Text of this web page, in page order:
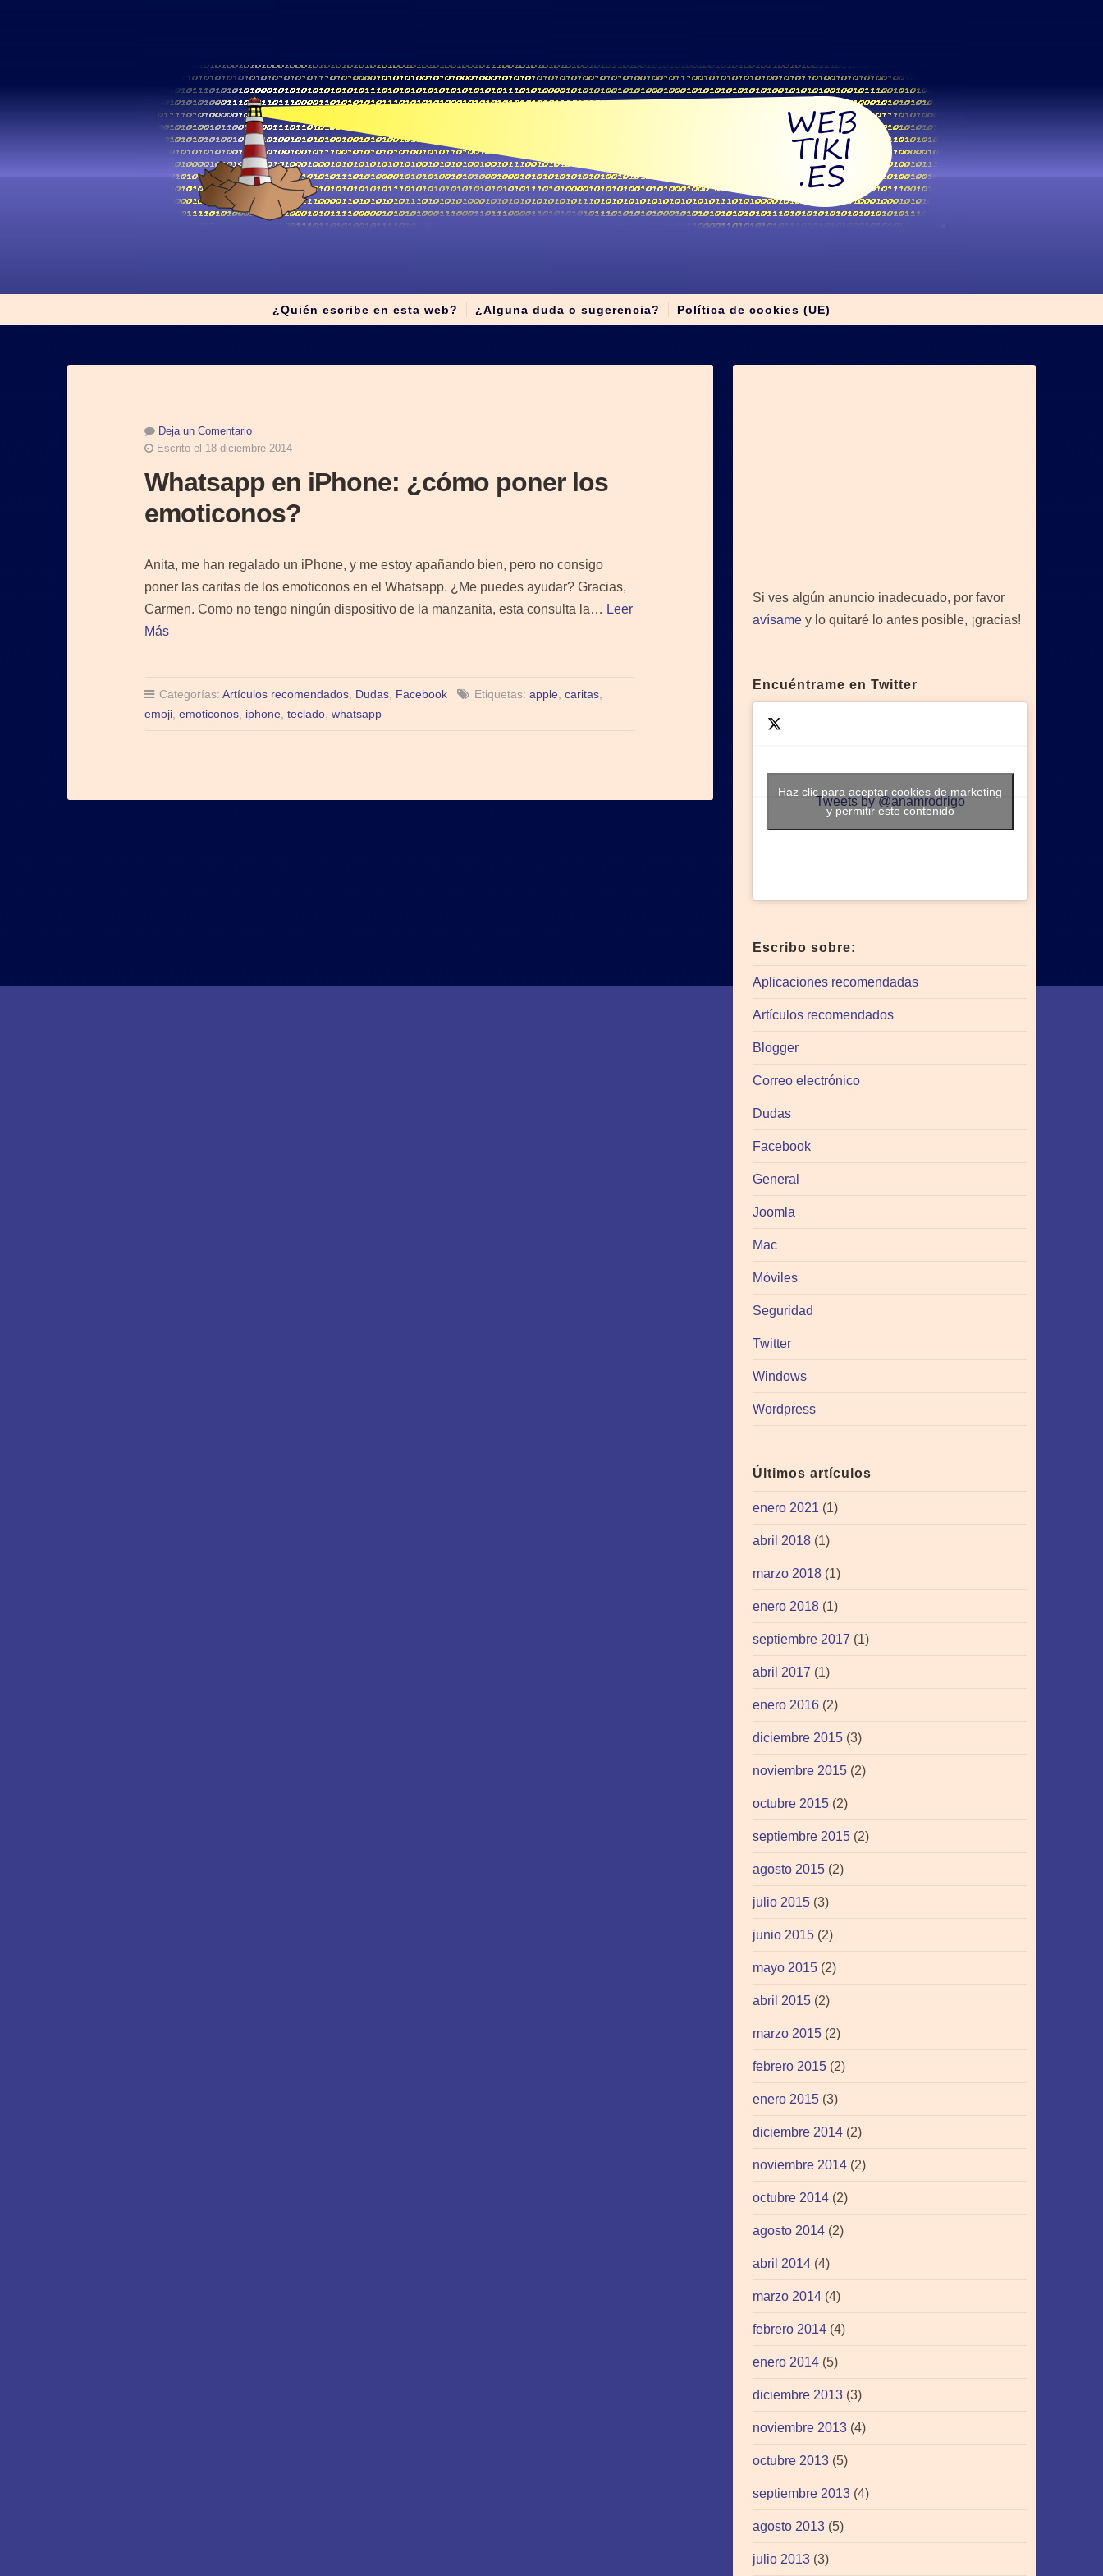
¿Quién escribe en esta web? ¿Alguna duda o sugerencia? Política de cookies (UE)
Deja un Comentario
Escrito el 18-diciembre-2014
Whatsapp en iPhone: ¿cómo poner los
emoticonos?
Anita, me han regalado un iPhone, y me estoy apañando bien, pero no consigo
poner las caritas de los emoticonos en el Whatsapp. ¿Me puedes ayudar? Gracias,
Carmen. Como no tengo ningún dispositivo de la manzanita, esta consulta la… Leer
Más
Categorías:Artículos recomendados, Dudas, Facebook Etiquetas:apple,caritas,
emoji,emoticonos, iphone,teclado,whatsapp
Si ves algún anuncio inadecuado, por favor
avísame y lo quitaré lo antes posible, ¡gracias!
Encuéntrame en Twitter
Tweets by @anamrodrigo
Haz clic para aceptar cookies de marketing
y permitir este contenido
Escribo sobre:
Aplicaciones recomendadas
Artículos recomendados
Blogger
Correo electrónico
Dudas
Facebook
General
Joomla
Mac
Móviles
Seguridad
Twitter
Windows
Wordpress
Últimos artículos
enero 2021 (1)
abril 2018 (1)
marzo 2018 (1)
enero 2018 (1)
septiembre 2017 (1)
abril 2017 (1)
enero 2016 (2)
diciembre 2015 (3)
noviembre 2015 (2)
octubre 2015 (2)
septiembre 2015 (2)
agosto 2015 (2)
julio 2015 (3)
junio 2015 (2)
mayo 2015 (2)
abril 2015 (2)
marzo 2015 (2)
febrero 2015 (2)
enero 2015 (3)
diciembre 2014 (2)
noviembre 2014 (2)
octubre 2014 (2)
agosto 2014 (2)
abril 2014 (4)
marzo 2014 (4)
febrero 2014 (4)
enero 2014 (5)
diciembre 2013 (3)
noviembre 2013 (4)
octubre 2013 (5)
septiembre 2013 (4)
agosto 2013 (5)
julio 2013 (3)